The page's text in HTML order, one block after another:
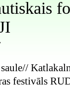
,
festivāls